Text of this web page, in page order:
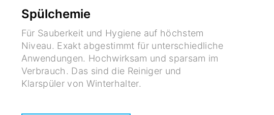
Spülchemie
Für Sauberkeit und Hygiene auf höchstem
Niveau. Exakt abgestimmt für unterschiedliche
Anwendungen. Hochwirksam und sparsam im
Verbrauch. Das sind die Reiniger und
Klarspüler von Winterhalter.